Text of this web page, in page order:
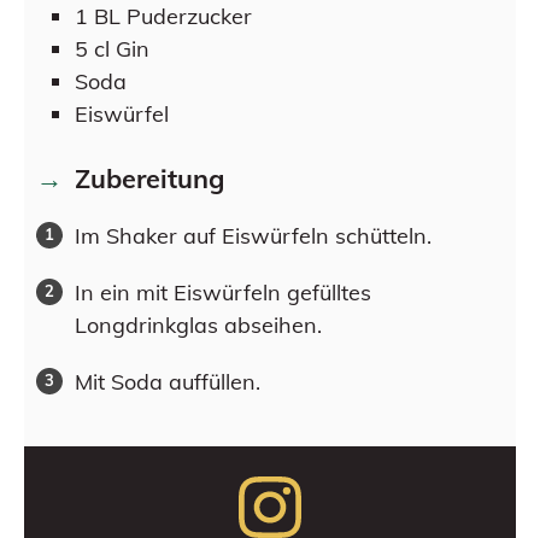
1 BL Puderzucker
5 cl Gin
Soda
Eiswürfel
Zubereitung
Im Shaker auf Eiswürfeln schütteln.
In ein mit Eiswürfeln gefülltes
Longdrinkglas abseihen.
Mit Soda auffüllen.